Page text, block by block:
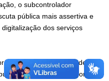
o subcontrolador
pública mais assertiva e
dos serviços
de autoridades de
como o procurador-